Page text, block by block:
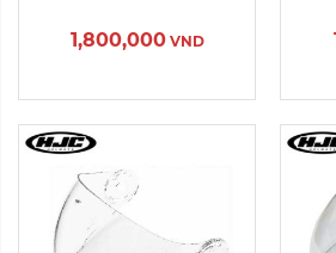
1,800,000 VND